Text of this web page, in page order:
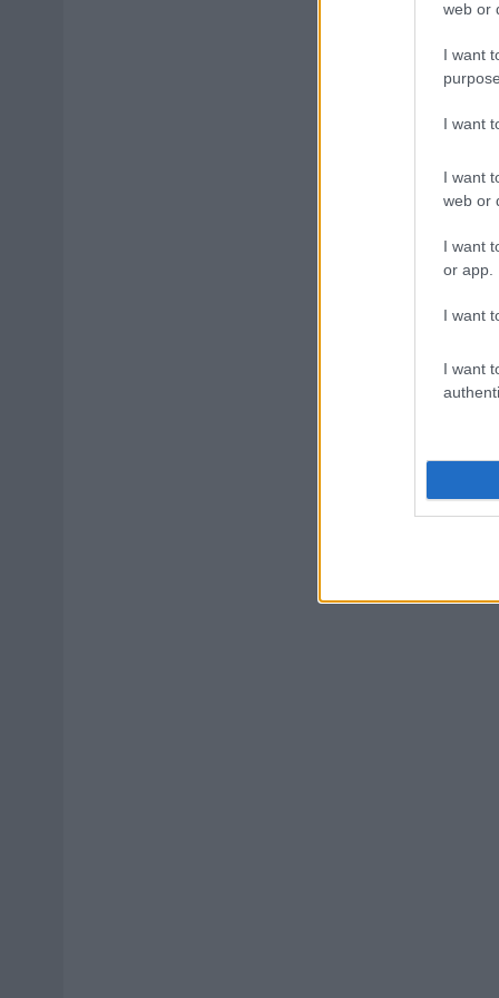
web or
I want
I want
I want
web or
I want
or app.
I want
I want